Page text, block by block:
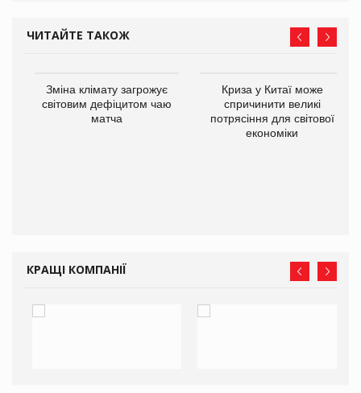
ЧИТАЙТЕ ТАКОЖ
Зміна клімату загрожує
світовим дефіцитом чаю
матча
Криза у Китаї може
спричинити великі
потрясіння для світової
економіки
КРАЩІ КОМПАНІЇ